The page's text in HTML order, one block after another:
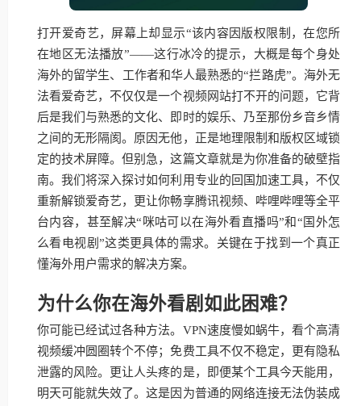
打开爱奇艺，屏幕上却显示“该内容因版权限制，在您所
在地区无法播放”——这行冰冷的提示，大概是每个身处
海外的留学生、工作者和华人最熟悉的“拦路虎”。海外无
法看爱奇艺，不仅仅是一个视频网站打不开的问题，它背
后是我们与熟悉的文化、即时的娱乐、乃至那份乡音乡情
之间的无形隔阂。原因无他，正是地理限制和版权区域锁
定的技术屏障。但别急，这篇文章就是为你准备的破壁指
南。我们将深入探讨如何利用专业的回国加速工具，不仅
重新解锁爱奇艺，更让你畅享腾讯视频、哔哩哔哩等全平
台内容，甚至解决“咪咕可以在海外看直播吗”和“国外怎
么看电视剧”这类更具体的需求。关键在于找到一个真正
懂海外用户需求的解决方案。
为什么你在海外看剧如此困难？
你可能已经试过各种方法。VPN速度慢如蜗牛，看个高清
视频缓冲圆圈转个不停；免费工具不仅不稳定，更有隐私
泄露的风险。更让人头疼的是，即便某个工具今天能用，
明天可能就失效了。这是因为普通的网络连接无法伪装成